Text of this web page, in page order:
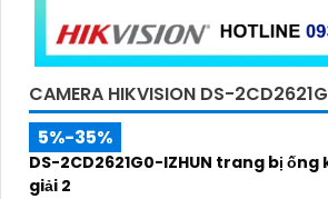
CAMERA HIKVISION DS-
5%-35%
DS-2CD2621G0-IZHUN trang bị
giải 2